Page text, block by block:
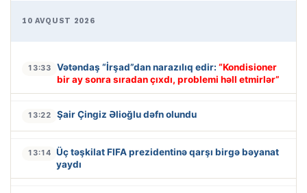
10 AVQUST 2026
13:33 Vətəndaş “İrşad”dan narazılıq edir: “Kondisioner
bir ay sonra sıradan çıxdı, problemi həll etmirlər”
13:22 Şair Çingiz Əlioğlu dəfn olundu
13:14 Üç təşkilat FIFA prezidentinə qarşı birgə bəyanat
yaydı